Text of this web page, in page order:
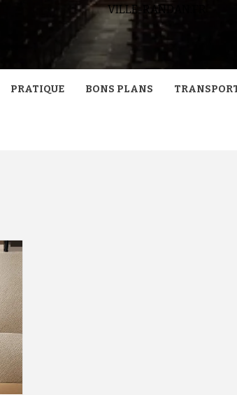
VILLE-RANDAN.FR
PRATIQUE BONS PLANS